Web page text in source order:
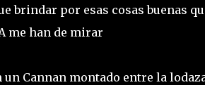
brindar por esas cosas buenas
me han de mirar
Cannan montado entre la